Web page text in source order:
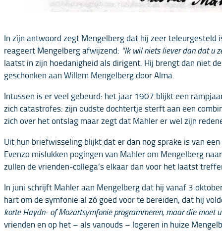
In zijn antwoord zegt Mengelberg dat hij zeer teleurgesteld
reageert Mengelberg afwijzend: “Ik wil niets liever dan dat u
laatst in zijn hoedanigheid als dirigent. Hij brengt dan niet
geschonken aan Willem Mengelberg door Alma.
Intussen is er veel gebeurd: het jaar 1907 blijkt een
zich catastrofes: zijn oudste dochtertje sterft aan een
zich over het ontslag maar zegt dat Mahler er wel zijn
Uit hun briefwisseling blijkt dat er dan nog sprake is van
Evenzo mislukken pogingen van Mahler om Mengelberg
zullen de vrienden-collega’s elkaar dan voor het laatst
In juni schrijft Mahler aan Mengelberg dat hij vanaf 3
hart om de symfonie al zó goed voor te bereiden, dat hij
korte Haydn- of Mozartsymfonie programmeren, maar die moet
vrienden en op het – als vanouds – logeren in huize